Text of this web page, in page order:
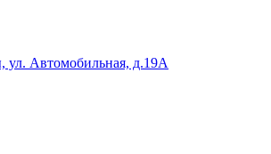
Автомобильная, д.19А